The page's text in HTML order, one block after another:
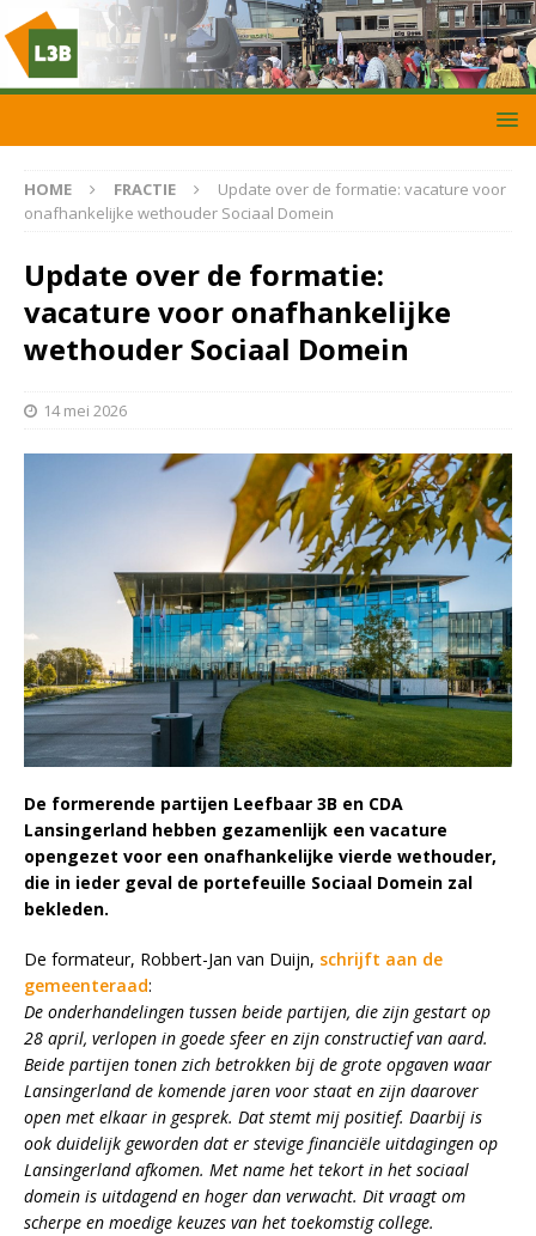
HOME FRACTIE
Update over de formatie: vacature voor
onafhankelijke wethouder Sociaal Domein
Update over de formatie:
vacature voor onafhankelijke
wethouder Sociaal Domein
14 mei 2026
De formerende partijen Leefbaar 3B en CDA
Lansingerland hebben gezamenlijk een vacature
opengezet voor een onafhankelijke vierde wethouder,
die in ieder geval de portefeuille Sociaal Domein zal
bekleden.
De formateur, Robbert-Jan van Duijn, schrijft aan de
gemeenteraad:
De onderhandelingen tussen beide partijen, die zijn gestart op
28 april, verlopen in goede sfeer en zijn constructief van aard.
Beide partijen tonen zich betrokken bij de grote opgaven waar
Lansingerland de komende jaren voor staat en zijn daarover
open met elkaar in gesprek. Dat stemt mij positief. Daarbij is
ook duidelijk geworden dat er stevige financiële uitdagingen op
Lansingerland afkomen. Met name het tekort in het sociaal
domein is uitdagend en hoger dan verwacht. Dit vraagt om
scherpe en moedige keuzes van het toekomstig college.